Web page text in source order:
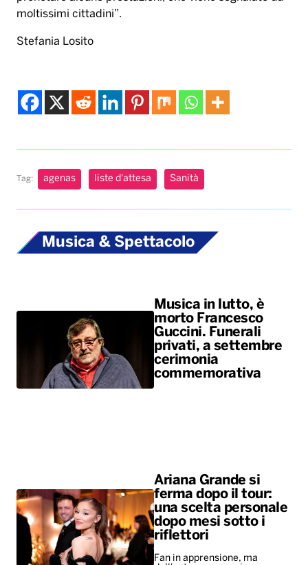
moltissimi cittadini”.
Stefania Losito
Tag: agenas liste d'attesa Sanità
Musica & Spettacolo
Musica in lutto, è
morto Francesco
Guccini. Funerali
privati, a settembre
cerimonia
commemorativa
Ariana Grande si
ferma dopo il tour:
una scelta personale
dopo mesi sotto i
riflettori
Fan in apprensione, ma